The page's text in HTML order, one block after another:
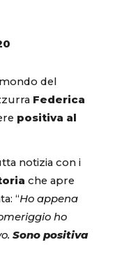
del
Federica
positiva al
notizia con i
che apre
“Ho appena
ho
Sono positiva